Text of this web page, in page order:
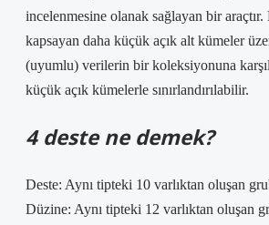
incelenmesine olanak sağlayan bir
kapsayan daha küçük açık alt kümeler
(uyumlu) verilerin bir koleksiyonuna
küçük açık kümelerle sınırlandırılabilir.
4 deste ne demek?
Deste: Aynı tipteki 10 varlıktan oluşan
Düzine: Aynı tipteki 12 varlıktan oluşan